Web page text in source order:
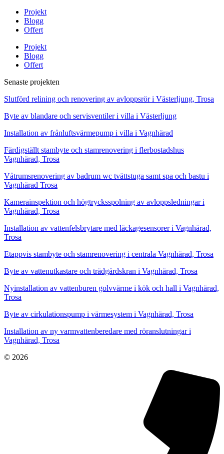
Projekt
Blogg
Offert
Projekt
Blogg
Offert
Senaste projekten
Slutförd relining och renovering av avloppsrör i Västerljung, Trosa
Byte av blandare och servisventiler i villa i Västerljung
Installation av frånluftsvärmepump i villa i Vagnhärad
Färdigställt stambyte och stamrenovering i flerbostadshus
Vagnhärad, Trosa
Våtrumsrenovering av badrum wc tvättstuga samt spa och bastu i
Vagnhärad Trosa
Kamerainspektion och högtrycksspolning av avloppsledningar i
Vagnhärad, Trosa
Installation av vattenfelsbrytare med läckagesensorer i Vagnhärad,
Trosa
Etappvis stambyte och stamrenovering i centrala Vagnhärad, Trosa
Byte av vattenutkastare och trädgårdskran i Vagnhärad, Trosa
Nyinstallation av vattenburen golvvärme i kök och hall i Vagnhärad,
Trosa
Byte av cirkulationspump i värmesystem i Vagnhärad, Trosa
Installation av ny varmvattenberedare med röranslutningar i
Vagnhärad, Trosa
© 2026